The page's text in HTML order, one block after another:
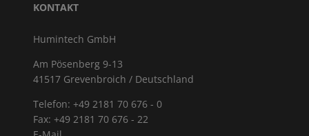
KONTAKT
Humintech GmbH
Am Pösenberg 9-13
41517 Grevenbroich / Deutschland
Telefon: +49 2181 70 676 - 0
Fax: +49 2181 70 676 - 22